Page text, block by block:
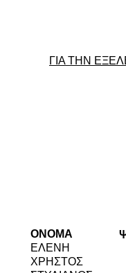
ΓΙΑ ΤΗΝ
ΟΝΟΜΑ
ΕΛΕΝΗ
ΧΡΗΣΤΟΣ